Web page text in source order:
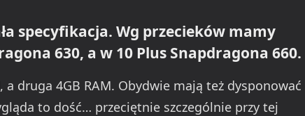
specyfikacja. Wg przecieków mamy
630, a w 10 Plus Snapdragona 660.
a druga 4GB RAM. Obydwie mają też dysponować
to dość… przeciętnie szczególnie przy tej